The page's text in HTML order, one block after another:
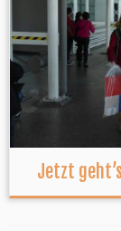
Jetzt